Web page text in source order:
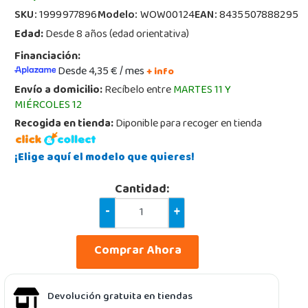
SKU:1999977896Modelo:WOW00124EAN:8435507888295
Edad:Desde 8 años (edad orientativa)
Financiación:
Desde 4,35 € / mes+ info
Envío a domicilio:Recíbelo entreMARTES 11 Y
MIÉRCOLES 12
Recogida en tienda:Diponible para recoger en tienda
¡Elige aquí el modelo que quieres!
Cantidad:
-
+
Comprar Ahora
Devolución gratuita en tiendas